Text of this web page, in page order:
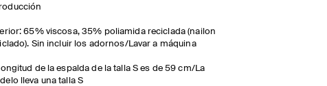
65% viscosa, 35% poliamida reciclada (nailon
Sin incluir los adornos/Lavar a máquina
de la espalda de la talla S es de 59 cm/La
lleva una talla S